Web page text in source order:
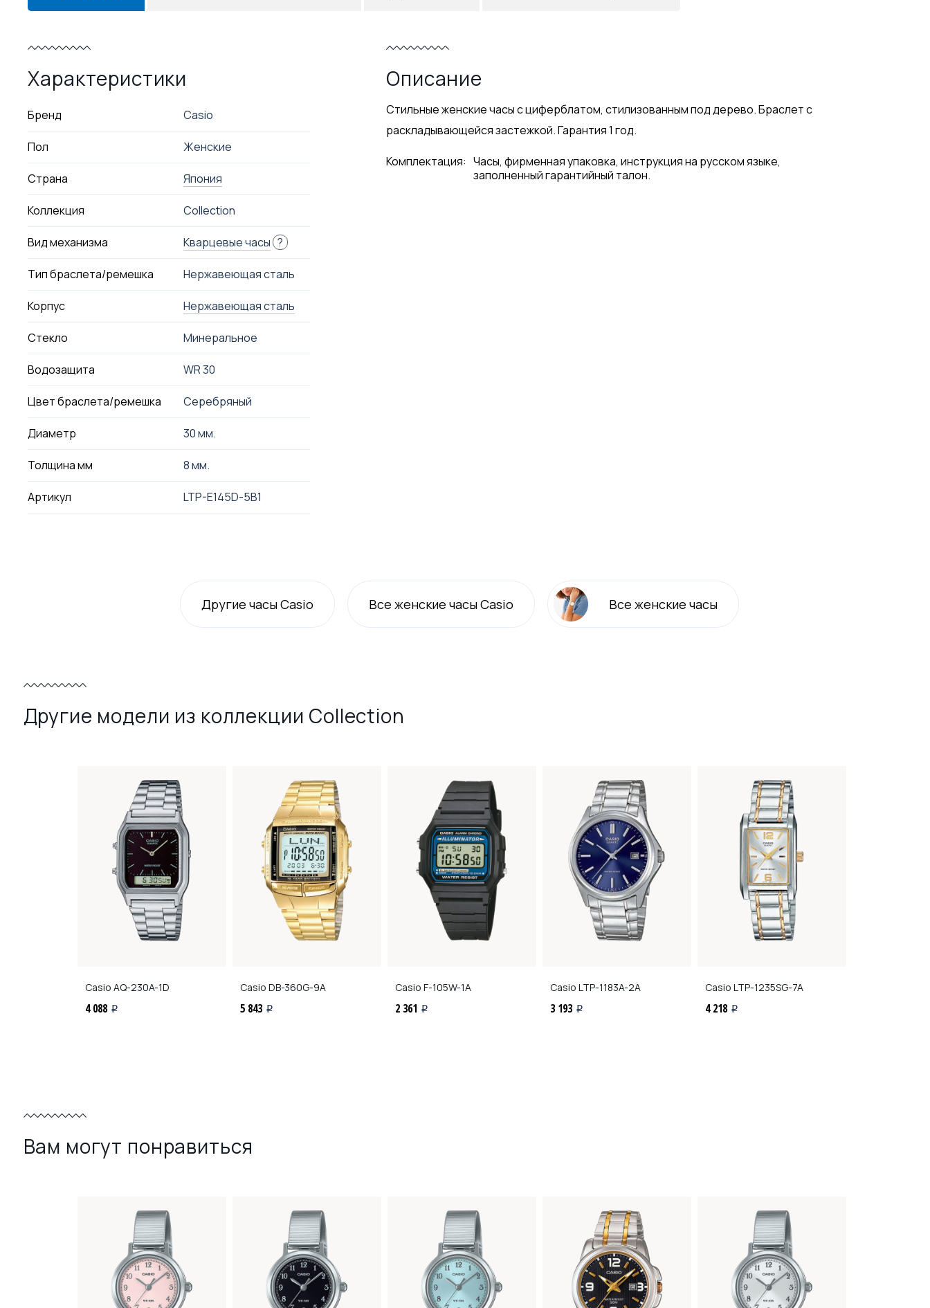
Характеристики
Бренд Casio
Пол Женские
Страна Япония
Коллекция Collection
Вид механизма Кварцевые часы ?
Тип браслета/ремешка Нержавеющая сталь
Корпус Нержавеющая сталь
Стекло Минеральное
Водозащита WR 30
Цвет браслета/ремешка Серебряный
Диаметр 30 мм.
Толщина мм 8 мм.
Артикул LTP-E145D-5B1
Описание
Стильные женские часы с циферблатом, стилизованным под дерево. Браслет с
раскладывающейся застежкой. Гарантия 1 год.
Комплектация: Часы, фирменная упаковка, инструкция на русском языке,
заполненный гарантийный талон.
Другие часы Casio Всеженские часы Casio Всеженские часы
Другие модели из коллекции Collection
Casio AQ-230A-1D
4 088 i
Casio DB-360G-9A
5 843 i
Casio F-105W-1A
2 361 i
Casio LTP-1183A-2A
3 193 i
Casio LTP-1235SG-7A
4 218 i
Вам могут понравиться